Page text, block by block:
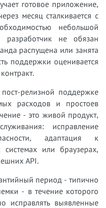
готовое приложение,
месяц сталкивается с
небольшой
разработчик не обязан
распущена или занята
поддержки оценивается
релизной поддержке
расходов и простоев
- это живой продукт,
исправление
адаптация к
или браузерах,
API.
период - типично
- в течение которого
исправлять выявленные